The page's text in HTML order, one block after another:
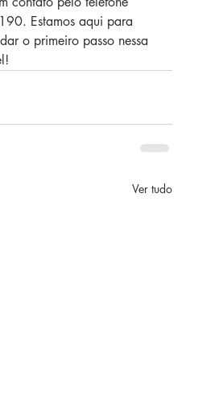
Estamos aqui para
o primeiro passo nessa
Ver tudo